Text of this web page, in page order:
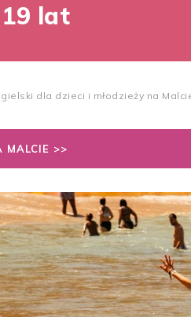
19 lat
dla dzieci i młodzieży na
MALCIE >>